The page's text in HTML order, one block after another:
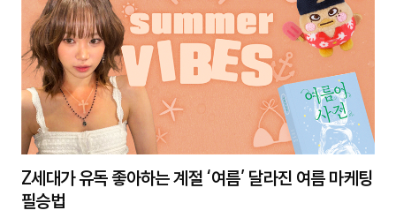
Z세대가 유독 좋아하는 계절 ‘여름’ 달라진 여름 마케팅
필승법